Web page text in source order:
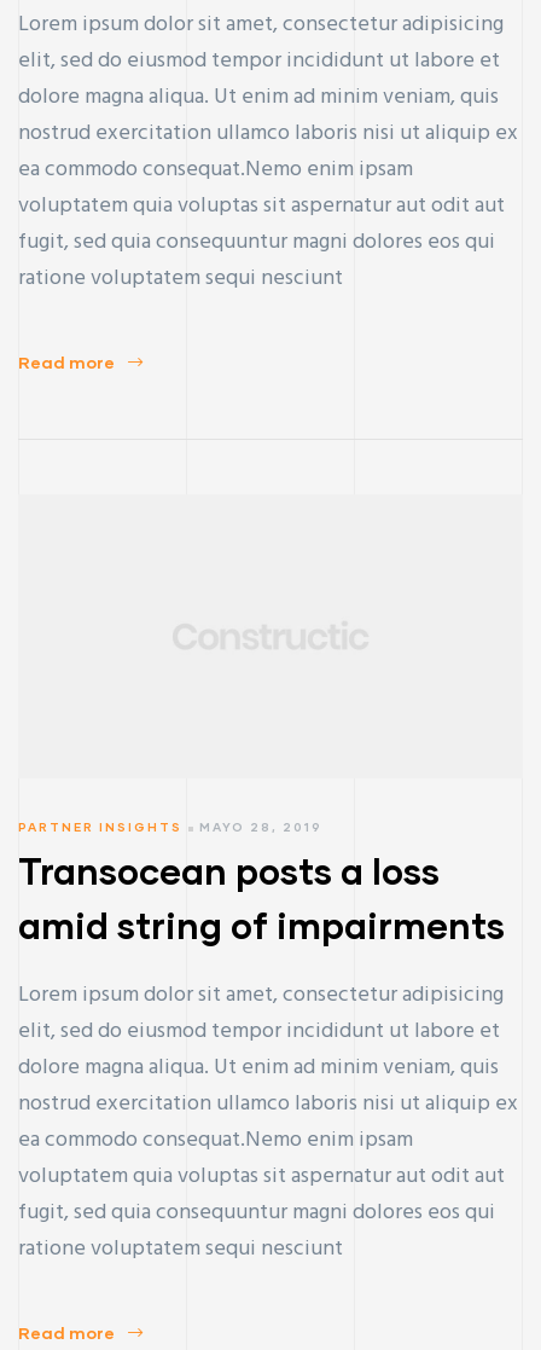
Lorem ipsum dolor sit amet, consectetur adipisicing
elit, sed do eiusmod tempor incididunt ut labore et
dolore magna aliqua. Ut enim ad minim veniam, quis
nostrud exercitation ullamco laboris nisi ut aliquip ex
ea commodo consequat.Nemo enim ipsam
voluptatem quia voluptas sit aspernatur aut odit aut
fugit, sed quia consequuntur magni dolores eos qui
ratione voluptatem sequi nesciunt
Read more
PARTNER INSIGHTS MAYO 28, 2019
Transocean posts a loss
amid string of impairments
Lorem ipsum dolor sit amet, consectetur adipisicing
elit, sed do eiusmod tempor incididunt ut labore et
dolore magna aliqua. Ut enim ad minim veniam, quis
nostrud exercitation ullamco laboris nisi ut aliquip ex
ea commodo consequat.Nemo enim ipsam
voluptatem quia voluptas sit aspernatur aut odit aut
fugit, sed quia consequuntur magni dolores eos qui
ratione voluptatem sequi nesciunt
Read more